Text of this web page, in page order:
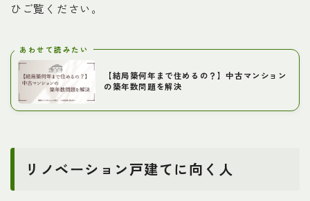
ひご覧ください。
あわせて読みたい
【結局築何年まで住めるの？】中古マンション
の築年数問題を解決
リノベーション戸建てに向く人